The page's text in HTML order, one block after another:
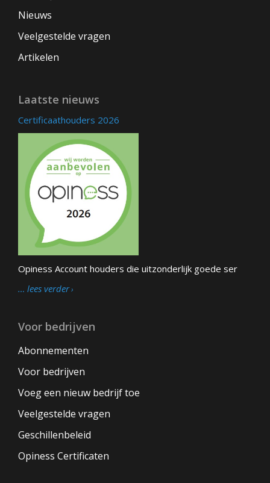
Nieuws
Veelgestelde vragen
Artikelen
Laatste nieuws
Certificaathouders 2026
Opiness Account houders die uitzonderlijk goede ser
… lees verder
Voor bedrijven
Abonnementen
Voor bedrijven
Voeg een nieuw bedrijf toe
Veelgestelde vragen
Geschillenbeleid
Opiness Certificaten